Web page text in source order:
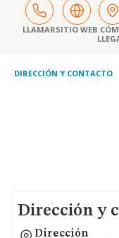
LLAMARSITIO WEB
DIRECCIÓN Y CONTACTO
Dirección y
Dirección